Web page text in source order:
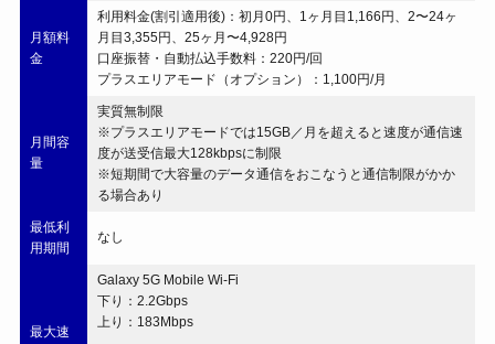
月額料
金
利用料金(割引適用後)：初月0円、1ヶ月目1,166円、2〜24ヶ
月目3,355円、25ヶ月〜4,928円
口座振替・自動払込手数料：220円/回
プラスエリアモード（オプション）：1,100円/月
月間容
量
実質無制限
※プラスエリアモードでは15GB／月を超えると速度が通信速
度が送受信最大128kbpsに制限
※短期間で大容量のデータ通信をおこなうと通信制限がかか
る場合あり
最低利
用期間
なし
最大速
Galaxy 5G Mobile Wi-Fi
下り：2.2Gbps
上り：183Mbps